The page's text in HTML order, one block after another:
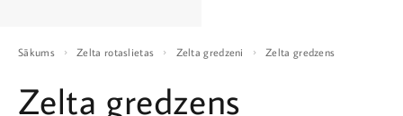
Sākums Zelta rotaslietas Zelta gredzeni Zelta gredzens
Zelta gredzens